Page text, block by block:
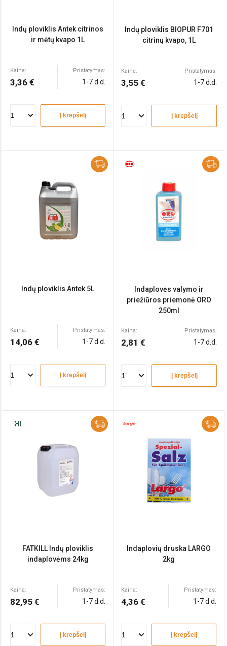
Indų ploviklis Antek citrinos
ir mėtų kvapo 1L
Kaina:
3,36 €
Pristatymas:
1-7 d.d.
Į krepšelį
Indų ploviklis BIOPUR F701
citrinų kvapo, 1L
Kaina:
3,55 €
Pristatymas:
1-7 d.d.
Į krepšelį
Indų ploviklis Antek 5L
Kaina:
14,06 €
Pristatymas:
1-7 d.d.
Į krepšelį
Indaplovės valymo ir
priežiūros priemonė ORO
250ml
Kaina:
2,81 €
Pristatymas:
1-7 d.d.
Į krepšelį
FATKILL Indų ploviklis
indaplovėms 24kg
Kaina:
82,95 €
Pristatymas:
1-7 d.d.
Į krepšelį
Indaplovių druska LARGO
2kg
Kaina:
4,36 €
Pristatymas:
1-7 d.d.
Į krepšelį